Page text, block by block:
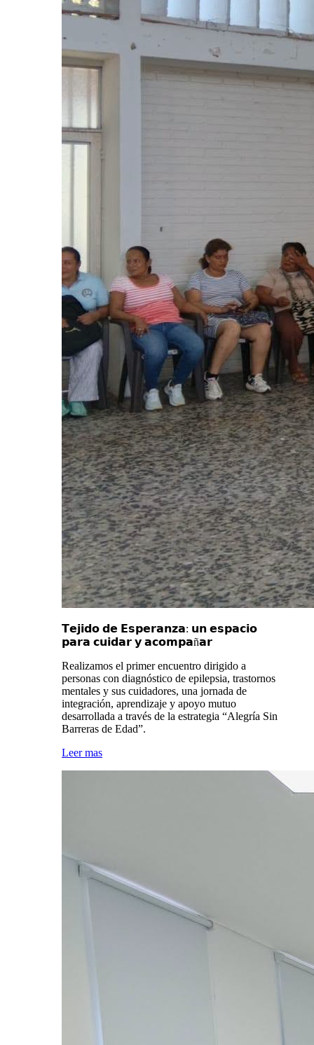
𝗧𝗲𝗷𝗶𝗱𝗼 𝗱𝗲 𝗘𝘀𝗽𝗲𝗿𝗮𝗻𝘇𝗮: 𝘂𝗻 𝗲𝘀𝗽𝗮𝗰𝗶𝗼
𝗽𝗮𝗿𝗮 𝗰𝘂𝗶𝗱𝗮𝗿 𝘆 𝗮𝗰𝗼𝗺𝗽𝗮ñ𝗮𝗿
Realizamos el primer encuentro dirigido a
personas con diagnóstico de epilepsia, trastornos
mentales y sus cuidadores, una jornada de
integración, aprendizaje y apoyo mutuo
desarrollada a través de la estrategia “Alegría Sin
Barreras de Edad”.
Leer mas